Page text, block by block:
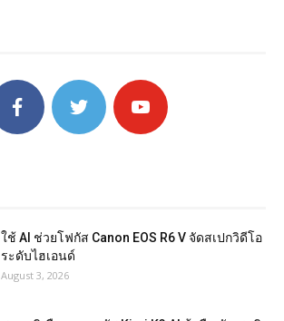
ใช้ AI ช่วยโฟกัส Canon EOS R6 V จัดสเปกวิดีโอ
ระดับไฮเอนด์
August 3, 2026